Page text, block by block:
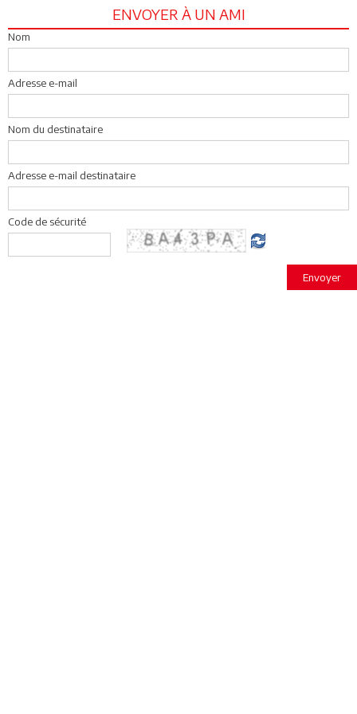
ENVOYER À UN AMI
Nom
Adresse e-mail
Nom du destinataire
Adresse e-mail destinataire
Code de sécurité
Envoyer